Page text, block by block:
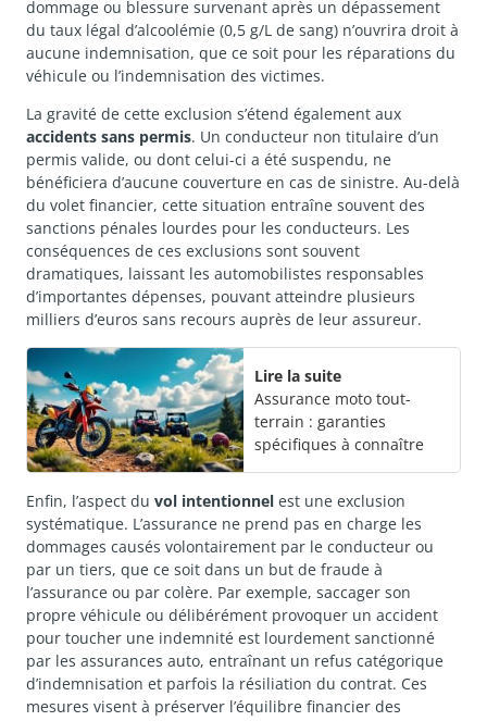
dommage ou blessure survenant après un dépassement
du taux légal d’alcoolémie (0,5 g/L de sang) n’ouvrira droit à
aucune indemnisation, que ce soit pour les réparations du
véhicule ou l’indemnisation des victimes.
La gravité de cette exclusion s’étend également aux
accidents sans permis. Un conducteur non titulaire d’un
permis valide, ou dont celui-ci a été suspendu, ne
bénéficiera d’aucune couverture en cas de sinistre. Au-delà
du volet financier, cette situation entraîne souvent des
sanctions pénales lourdes pour les conducteurs. Les
conséquences de ces exclusions sont souvent
dramatiques, laissant les automobilistes responsables
d’importantes dépenses, pouvant atteindre plusieurs
milliers d’euros sans recours auprès de leur assureur.
Lire la suite
Assurance moto tout-
terrain : garanties
spécifiques à connaître
Enfin, l’aspect du vol intentionnel est une exclusion
systématique. L’assurance ne prend pas en charge les
dommages causés volontairement par le conducteur ou
par un tiers, que ce soit dans un but de fraude à
l’assurance ou par colère. Par exemple, saccager son
propre véhicule ou délibérément provoquer un accident
pour toucher une indemnité est lourdement sanctionné
par les assurances auto, entraînant un refus catégorique
d’indemnisation et parfois la résiliation du contrat. Ces
mesures visent à préserver l’équilibre financier des